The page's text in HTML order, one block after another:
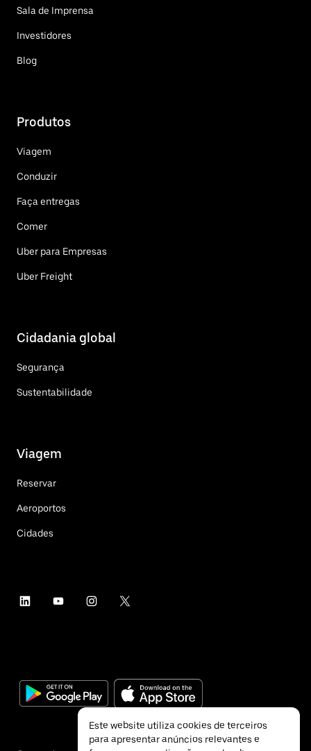
Sala de Imprensa
Investidores
Blog
Produtos
Viagem
Conduzir
Faça entregas
Comer
Uber para Empresas
Uber Freight
Cidadania global
Segurança
Sustentabilidade
Viagem
Reservar
Aeroportos
Cidades
Este website utiliza cookies de terceiros
para apresentar anúncios relevantes e